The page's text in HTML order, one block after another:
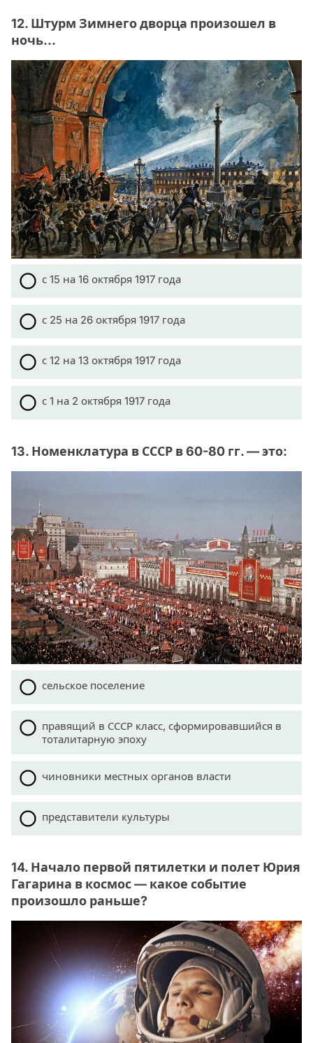
12. Штурм Зимнего дворца произошел в
ночь...
с 15 на 16 октября 1917 года
с 25 на 26 октября 1917 года
с 12 на 13 октября 1917 года
с 1 на 2 октября 1917 года
13. Номенклатура в СССР в 60-80 гг. — это:
сельское поселение
правящий в СССР класс, сформировавшийся в
тоталитарную эпоху
чиновники местных органов власти
представители культуры
14. Начало первой пятилетки и полет Юрия
Гагарина в космос — какое событие
произошло раньше?